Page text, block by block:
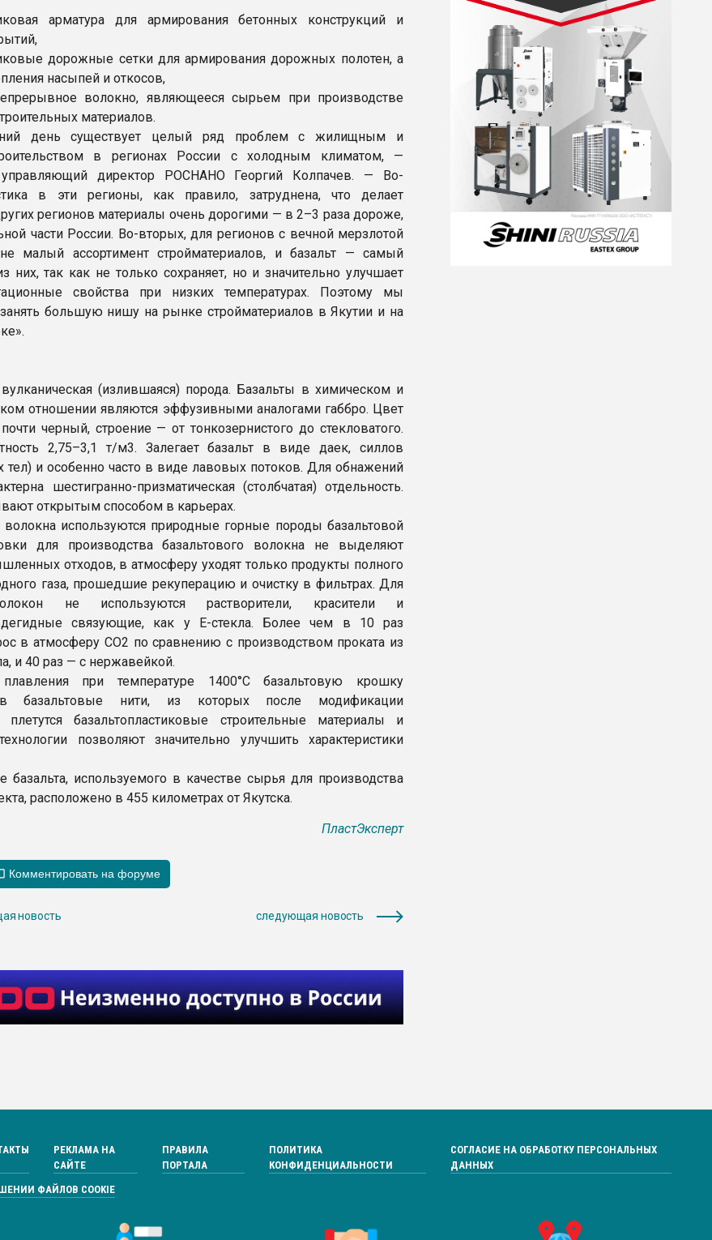
арматура для армирования бетонных конструкций и
дорожные сетки для армирования дорожных полотен, а
насыпей и откосов,
волокно, являющееся сырьем при производстве
материалов.
день существует целый ряд проблем с жилищным и
в регионах России с холодным климатом, —
управляющий директор РОСНАНО Георгий Колпачев. — Во-
в эти регионы, как правило, затруднена, что делает
регионов материалы очень дорогими — в 2–3 раза дороже,
части России. Во-вторых, для регионов с вечной мерзлотой
малый ассортимент стройматериалов, и базальт — самый
них, так как не только сохраняет, но и значительно улучшает
свойства при низких температурах. Поэтому мы
большую нишу на рынке стройматериалов в Якутии и на
(излившаяся) порода. Базальты в химическом и
отношении являются эффузивными аналогами габбро. Цвет
черный, строение — от тонкозернистого до стекловатого.
2,75–3,1 т/м3. Залегает базальт в виде даек, силлов
и особенно часто в виде лавовых потоков. Для обнажений
шестигранно-призматическая (столбчатая) отдельность.
открытым способом в карьерах.
используются природные горные породы базальтовой
для производства базальтового волокна не выделяют
отходов, в атмосферу уходят только продукты полного
газа, прошедшие рекуперацию и очистку в фильтрах. Для
не используются растворители, красители и
связующие, как у Е-стекла. Более чем в 10 раз
в атмосферу CO2 по сравнению с производством проката из
и 40 раз — с нержавейкой.
при температуре 1400°С базальтовую крошку
базальтовые нити, из которых после модификации
плетутся базальтопластиковые строительные материалы и
позволяют значительно улучшить характеристики
базальта, используемого в качестве сырья для производства
расположено в 455 километрах от Якутска.
ПластЭксперт
новость следующая новость
РЕКЛАМА НА
САЙТЕ
ПРАВИЛА
ПОРТАЛА
ПОЛИТИКА
КОНФИДЕНЦИАЛЬНОСТИ
СОГЛАСИЕ НА ОБРАБОТКУ ПЕРСОНАЛЬНЫХ
ДАННЫХ
ФАЙЛОВ COOKIE